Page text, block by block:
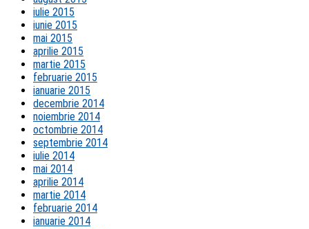
iulie 2015
iunie 2015
mai 2015
aprilie 2015
martie 2015
februarie 2015
ianuarie 2015
decembrie 2014
noiembrie 2014
octombrie 2014
septembrie 2014
iulie 2014
mai 2014
aprilie 2014
martie 2014
februarie 2014
ianuarie 2014